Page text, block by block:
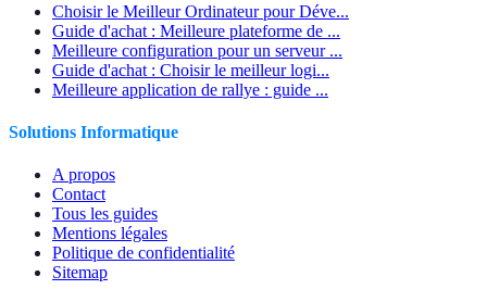
Choisir le Meilleur Ordinateur pour Déve...
Guide d'achat : Meilleure plateforme de ...
Meilleure configuration pour un serveur ...
Guide d'achat : Choisir le meilleur logi...
Meilleure application de rallye : guide ...
Solutions Informatique
A propos
Contact
Tous les guides
Mentions légales
Politique de confidentialité
Sitemap